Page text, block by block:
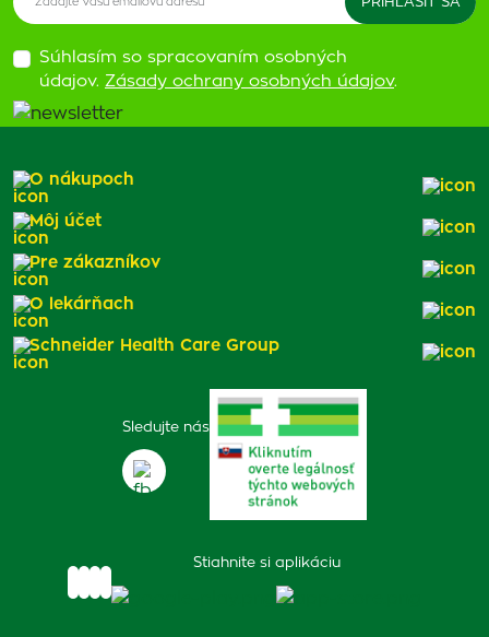
Súhlasím so spracovaním osobných
údajov. Zásady ochrany osobných údajov.
Sledujte nás
Stiahnite si aplikáciu
O nákupoch
Môj účet
Pre zákazníkov
O lekárňach
Schneider Health Care Group